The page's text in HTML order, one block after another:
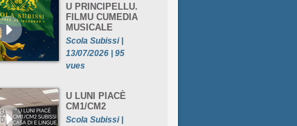
U PRINCIPELLU.
FILMU CUMEDIA
MUSICALE
Scola Subissi |
13/07/2026 | 95
vues
U LUNI PIACÈ
CM1/CM2
Scola Subissi |